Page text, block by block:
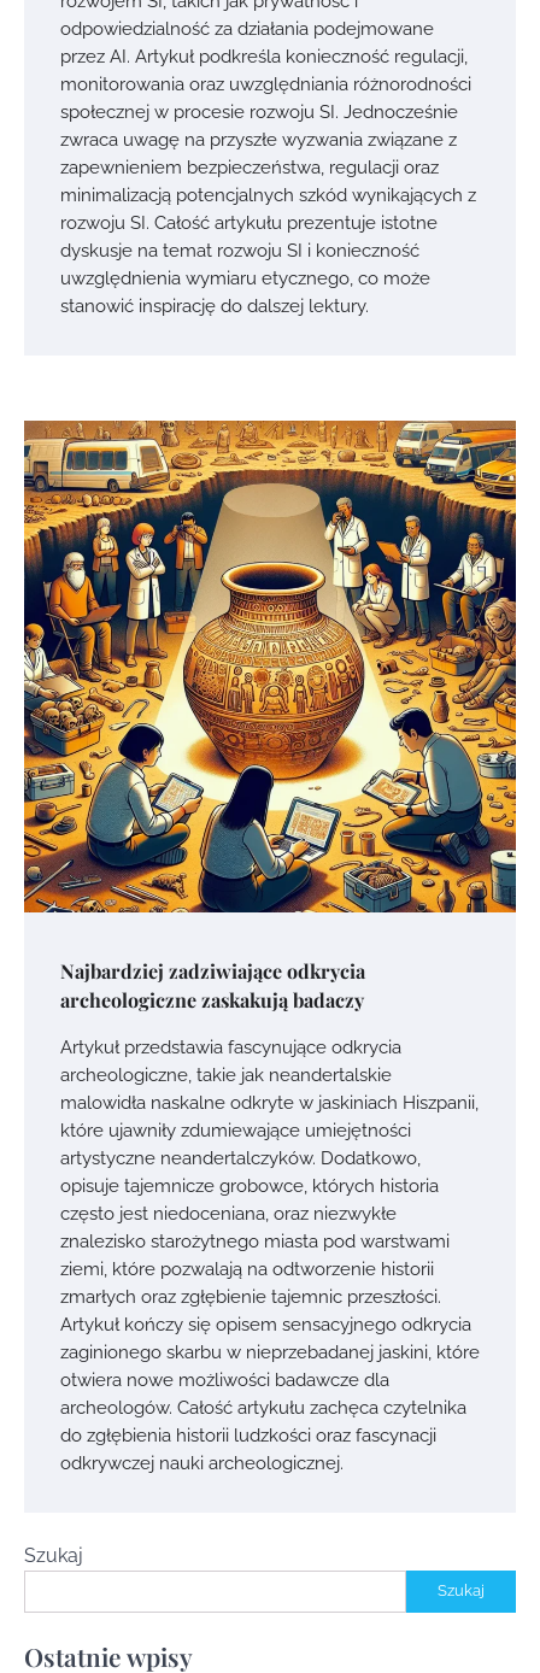
odpowiedzialność za działania podejmowane
przez AI. Artykuł podkreśla konieczność regulacji,
monitorowania oraz uwzględniania różnorodności
społecznej w procesie rozwoju SI. Jednocześnie
zwraca uwagę na przyszłe wyzwania związane z
zapewnieniem bezpieczeństwa, regulacji oraz
minimalizacją potencjalnych szkód wynikających z
rozwoju SI. Całość artykułu prezentuje istotne
dyskusje na temat rozwoju SI i konieczność
uwzględnienia wymiaru etycznego, co może
stanowić inspirację do dalszej lektury.
Najbardziej zadziwiające odkrycia
archeologiczne zaskakują badaczy
Artykuł przedstawia fascynujące odkrycia
archeologiczne, takie jak neandertalskie
malowidła naskalne odkryte w jaskiniach Hiszpanii,
które ujawniły zdumiewające umiejętności
artystyczne neandertalczyków. Dodatkowo,
opisuje tajemnicze grobowce, których historia
często jest niedoceniana, oraz niezwykłe
znalezisko starożytnego miasta pod warstwami
ziemi, które pozwalają na odtworzenie historii
zmarłych oraz zgłębienie tajemnic przeszłości.
Artykuł kończy się opisem sensacyjnego odkrycia
zaginionego skarbu w nieprzebadanej jaskini, które
otwiera nowe możliwości badawcze dla
archeologów. Całość artykułu zachęca czytelnika
do zgłębienia historii ludzkości oraz fascynacji
odkrywczej nauki archeologicznej.
Szukaj
Szukaj
Ostatnie wpisy